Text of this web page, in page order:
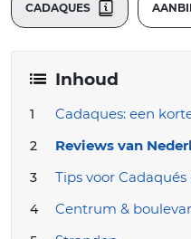
CADAQUES
Inhoud
Cadaques: een
Reviews van
Tips voor
Centrum &